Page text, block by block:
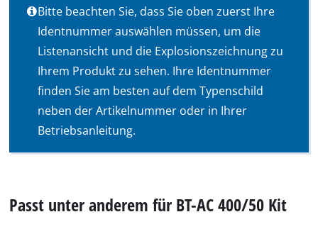
Bitte beachten Sie, dass Sie oben zuerst Ihre
Identnummer auswählen müssen, um die
Listenansicht und die Explosionszeichnung zu
Ihrem Produkt zu sehen. Ihre Identnummer
finden Sie am besten auf dem Typenschild
neben der Artikelnummer oder in Ihrer
Betriebsanleitung.
Passt unter anderem für BT-AC 400/50 Kit